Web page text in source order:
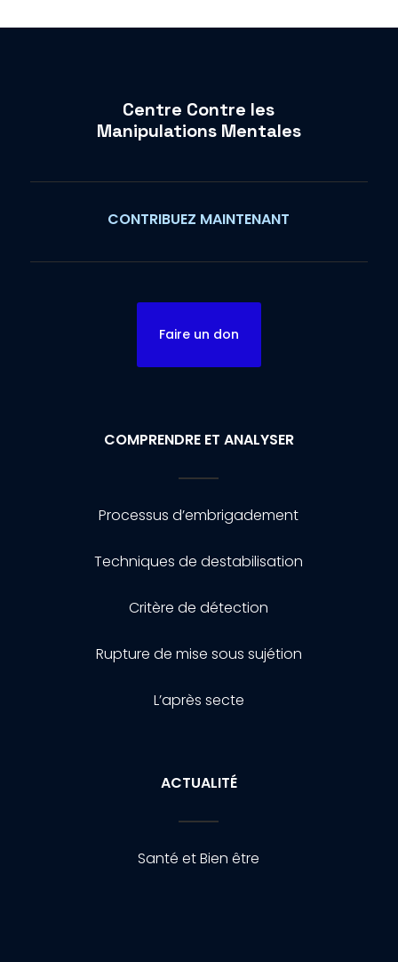
Centre Contre les
Manipulations Mentales
CONTRIBUEZ MAINTENANT
Faire un don
COMPRENDRE ET ANALYSER
Processus d’embrigadement
Techniques de destabilisation
Critère de détection
Rupture de mise sous sujétion
L’après secte
ACTUALITÉ
Santé et Bien être